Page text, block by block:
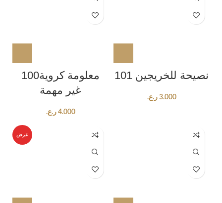
100معلومة كروية
غير مهمة
4.000 ر.ع.
101 نصيحة للخريجين
3.000 ر.ع.
عرض